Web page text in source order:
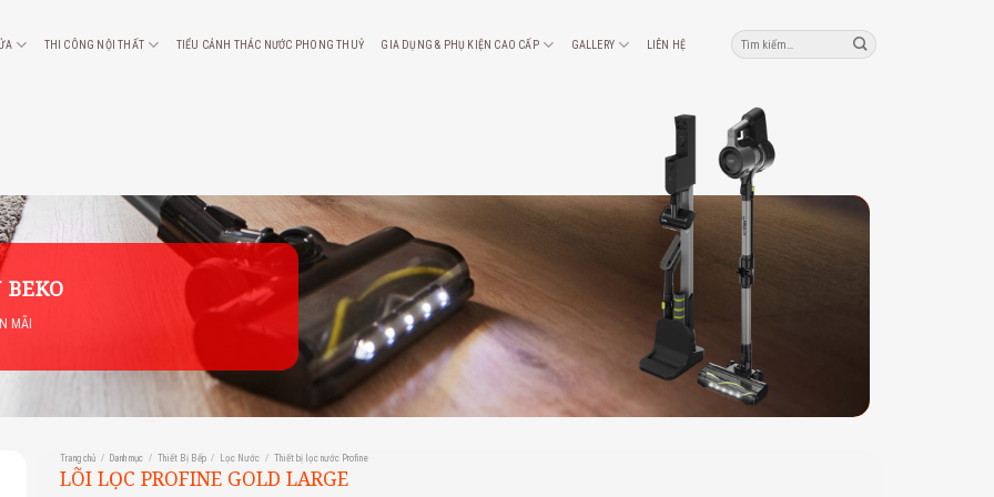
THI CÔNG NỘI THẤT TIỂU CẢNH THÁC NƯỚC PHONG THUỶ GIA DỤNG & PHỤ KIỆN CAO CẤP GALLERY LIÊN HỆ
Tìm
kiếm:
MÃI
Trang chủ / Danh mục / Thiết Bị Bếp / Lọc Nước / Thiết bị lọc nước Profine
LÕI LỌC PROFINE GOLD LARGE